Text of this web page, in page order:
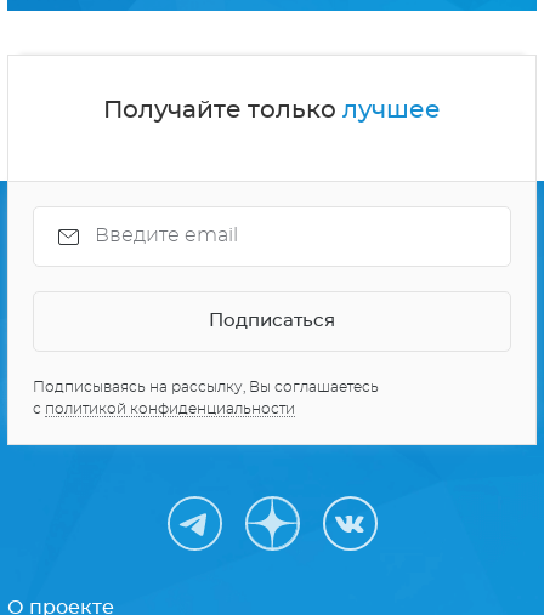
Получайте только лучшее
Подписываясь на рассылку, Вы соглашаетесь
с политикой конфиденциальности
О проекте